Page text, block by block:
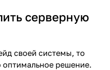
серверную
своей системы, то
оптимальное решение.